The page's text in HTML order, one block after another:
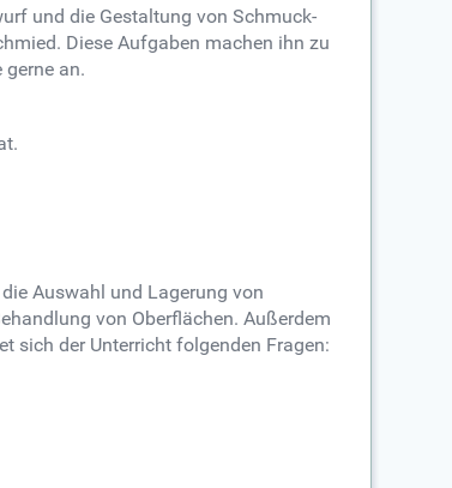
und die Gestaltung von Schmuck-
Diese Aufgaben machen ihn zu
an.
Auswahl und Lagerung von
von Oberflächen. Außerdem
sich der Unterricht folgenden Fragen: